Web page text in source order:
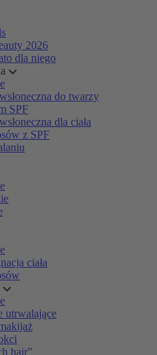
2026
dla niego
do twarzy
SPF
dla ciała
z SPF
ciała
utrwalające
hair”